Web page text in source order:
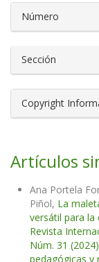
Número
Sección
Copyright
Artículos
Ana Portela
Piñol, La
versátil para la
Revista
Núm. 31
pedagógicas y